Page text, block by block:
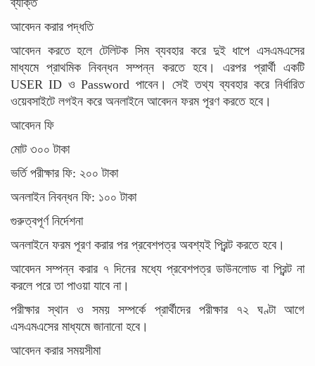
আবেদন করার পদ্ধতি
আবেদন করতে হলে টেলিটক সিম ব্যবহার করে দুই ধাপে এসএমএসের
মাধ্যমে প্রাথমিক নিবন্ধন সম্পন্ন করতে হবে। এরপর প্রার্থী একটি
USER ID ও Password পাবেন। সেই তথ্য ব্যবহার করে নির্ধারিত
ওয়েবসাইটে লগইন করে অনলাইনে আবেদন ফরম পূরণ করতে হবে।
আবেদন ফি
মোট ৩০০ টাকা
ভর্তি পরীক্ষার ফি: ২০০ টাকা
অনলাইন নিবন্ধন ফি: ১০০ টাকা
গুরুত্বপূর্ণ নির্দেশনা
অনলাইনে ফরম পূরণ করার পর প্রবেশপত্র অবশ্যই প্রিন্ট করতে হবে।
আবেদন সম্পন্ন করার ৭ দিনের মধ্যে প্রবেশপত্র ডাউনলোড বা প্রিন্ট না
করলে পরে তা পাওয়া যাবে না।
পরীক্ষার স্থান ও সময় সম্পর্কে প্রার্থীদের পরীক্ষার ৭২ ঘণ্টা আগে
এসএমএসের মাধ্যমে জানানো হবে।
আবেদন করার সময়সীমা